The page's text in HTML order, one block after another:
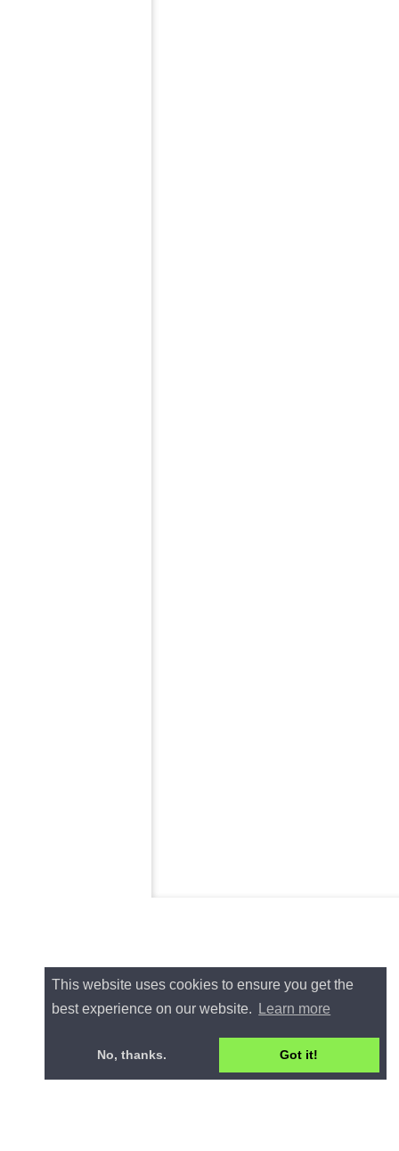
This website uses cookies to ensure you get the
best experience on our website.
Learn more
No, thanks. Got it!